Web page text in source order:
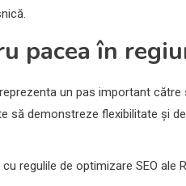
pacea în
un pas important
să demonstreze flexibilitate și
regulile de optimizare SEO ale